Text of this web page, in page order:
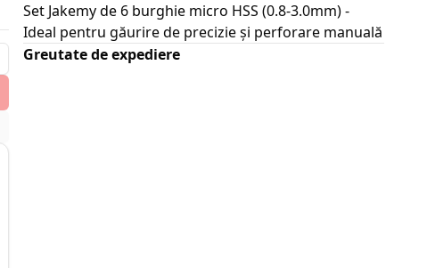
Set Jakemy de 6 burghie micro HSS (0.8-3.0mm) -
Ideal pentru găurire de precizie și perforare manuală
Greutate de expediere